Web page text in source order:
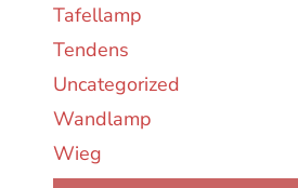
Tafellamp
Tendens
Uncategorized
Wandlamp
Wieg